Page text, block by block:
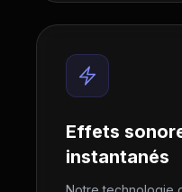
Effets
instantanés